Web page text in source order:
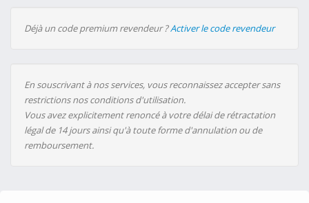
Déjà un code premium revendeur ?Activer le code revendeur
En souscrivant à nos services, vous reconnaissez accepter sans
restrictions nos conditions d'utilisation.
Vous avez explicitement renoncé à votre délai de rétractation
légal de 14 jours ainsi qu'à toute forme d'annulation ou de
remboursement.